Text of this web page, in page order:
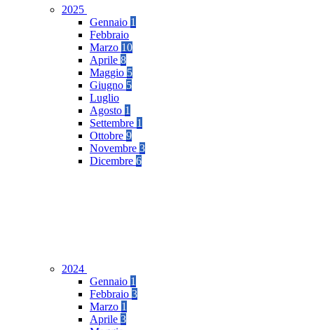
2025
Gennaio 1
Febbraio
Marzo 10
Aprile 8
Maggio 5
Giugno 5
Luglio
Agosto 1
Settembre 1
Ottobre 9
Novembre 3
Dicembre 6
2024
Gennaio 1
Febbraio 3
Marzo 1
Aprile 3